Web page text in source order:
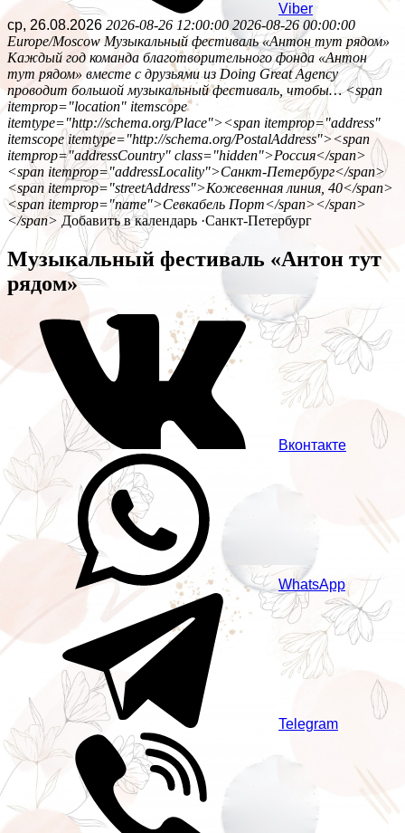
Viber
ср, 26.08.2026 2026-08-26 12:00:00 2026-08-26 00:00:00
Europe/Moscow Музыкальный фестиваль «Антон тут рядом»
Каждый год команда благотворительного фонда «Антон
тут рядом» вместе с друзьями из Doing Great Agency
проводит большой музыкальный фестиваль, чтобы… <span
itemprop="location" itemscope
itemtype="http://schema.org/Place"><span itemprop="address"
itemscope itemtype="http://schema.org/PostalAddress"><span
itemprop="addressCountry" class="hidden">Россия</span>
<span itemprop="addressLocality">Санкт-Петербург</span>
<span itemprop="streetAddress">Кожевенная линия, 40</span>
<span itemprop="name">Севкабель Порт</span></span>
</span> Добавить в календарь ·Санкт-Петербург
Музыкальный фестиваль «Антон тут
рядом»
Вконтакте
WhatsApp
Telegram